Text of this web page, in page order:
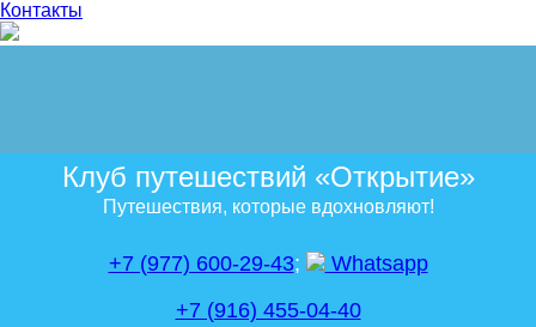
Контакты
Клуб путешествий «Открытие»
Путешествия, которые вдохновляют!
+7 (977) 600-29-43;
Whatsapp
+7 (916) 455-04-40